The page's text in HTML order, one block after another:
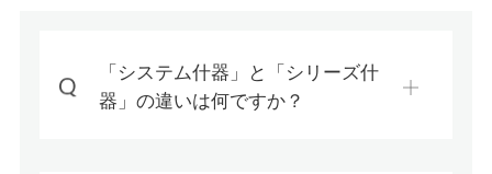
「システム什器」と「シリーズ什
器」の違いは何ですか？